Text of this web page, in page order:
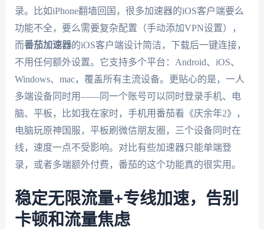
录。比如iPhone翻墙回国，很多加速器的iOS客户端要么
功能不全，要么需要复杂配置（手动添加VPN设置），
而番茄加速器的iOS客户端设计简洁，下载后一键连接，
不用任何额外设置。它支持多个平台：Android、iOS、
Windows、mac，覆盖所有主流设备。更贴心的是，一人
多端设备同时用——同一个账号可以同时登录手机、电
脑、平板，比如我在家时，手机用番茄看《庆余年2》，
电脑玩原神国服，平板刷微信朋友圈，三个设备同时在
线，速度一点不受影响。对比有些加速器只能单端登
录，或者多端额外付费，番茄的这个功能真的很实用。
稳定无限流量+专线加速，告别
卡顿和流量焦虑